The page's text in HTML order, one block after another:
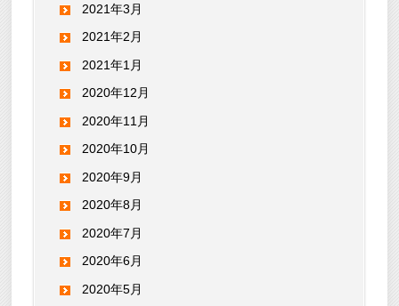
2021年3月
2021年2月
2021年1月
2020年12月
2020年11月
2020年10月
2020年9月
2020年8月
2020年7月
2020年6月
2020年5月